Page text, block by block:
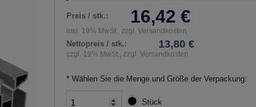
Preis / stk.: 16,42 €
inkl. 19% MwSt., zzgl. Versandkosten
Nettopreis / stk.: 13,80 €
zzgl. 19% MwSt., zzgl. Versandkosten
*Wählen Sie die Menge und Größe der Verpackung:
Stück